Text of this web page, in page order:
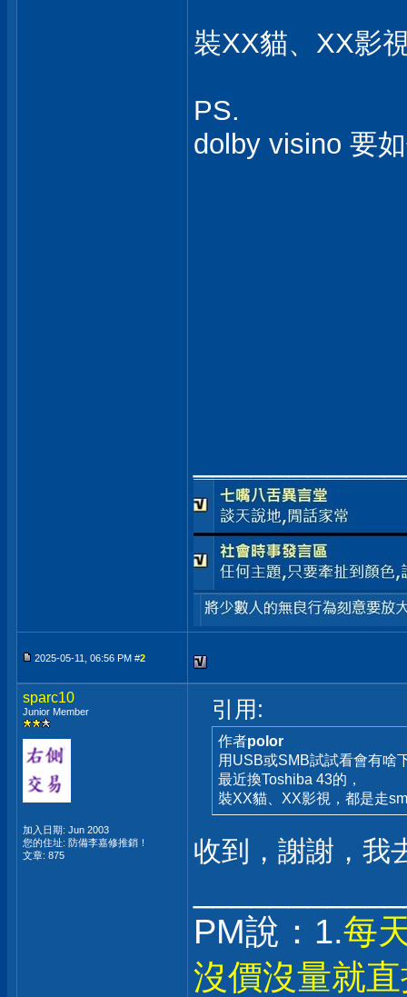
裝XX貓、XX影
PS.
dolby visino 要
2025-05-11, 06:56 PM #2
sparc10
Junior Member
加入日期: Jun 2003
您的住址: 防備李嘉修推銷！
文章: 875
引用:
作者polor
用USB或SMB試試看會有啥
最近換Toshiba 43的，
裝XX貓、XX影視，都是走
收到，謝謝，我
PM說：1.每
沒價沒量就